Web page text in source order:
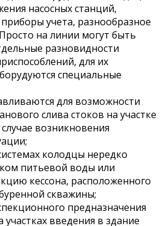
насосных станций,
учета, разнообразное
на линии могут быть
разновидности
для их
специальные
для возможности
слива стоков на участке
возникновения
колодцы нередко
питьевой воды или
кессона, расположенного
скважины;
предназначения
введения в здание